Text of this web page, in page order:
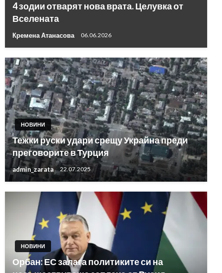
4 зодии отварят нова врата. Целувка от
Вселената
Кремена Атанасова 06.06.2026
НОВИНИ
Тежки руски удари срещу Украйна преди
преговорите в Турция
admin_zarata 22.07.2025
НОВИНИ
Орбан: ЕС залага политиките си на